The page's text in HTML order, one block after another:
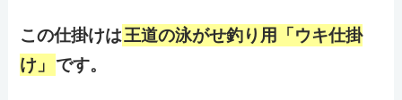
この仕掛けは王道の泳がせ釣り用「ウキ仕掛
け」
です。